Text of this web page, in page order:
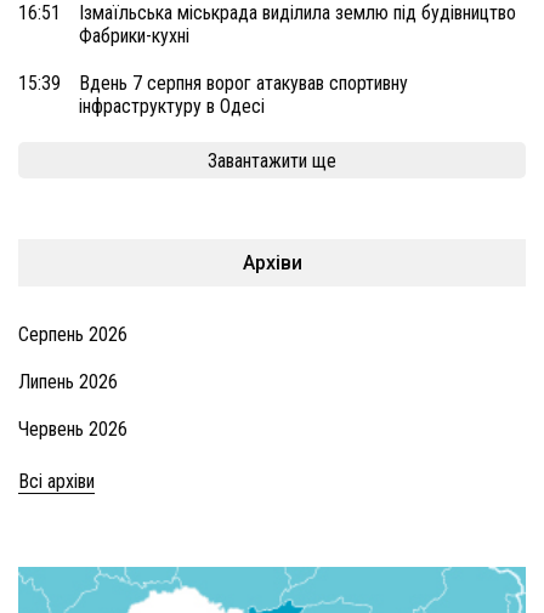
16:51
Ізмаїльська міськрада виділила землю під будівництво
Фабрики-кухні
15:39
Вдень 7 серпня ворог атакував спортивну
інфраструктуру в Одесі
Завантажити ще
Архіви
Серпень 2026
Липень 2026
Червень 2026
Всі архіви